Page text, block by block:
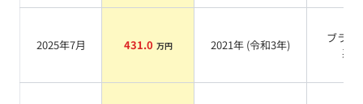
2025年7月 431.0 万円 2021年 (令和3年)
ブラッ
系